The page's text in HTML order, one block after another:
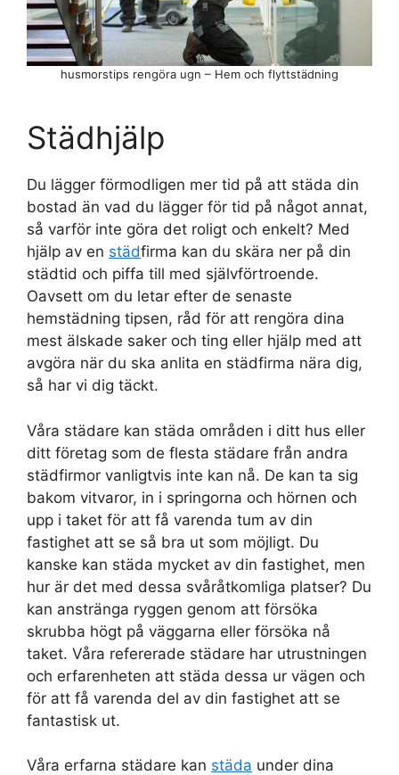
Städhjälp
Du lägger förmodligen mer tid på att städa din
bostad än vad du lägger för tid på något annat,
så varför inte göra det roligt och enkelt? Med
hjälp av en städfirma kan du skära ner på din
städtid och piffa till med självförtroende.
Oavsett om du letar efter de senaste
hemstädning tipsen, råd för att rengöra dina
mest älskade saker och ting eller hjälp med att
avgöra när du ska anlita en städfirma nära dig,
så har vi dig täckt.
Våra städare kan städa områden i ditt hus eller
ditt företag som de flesta städare från andra
städfirmor vanligtvis inte kan nå. De kan ta sig
bakom vitvaror, in i springorna och hörnen och
upp i taket för att få varenda tum av din
fastighet att se så bra ut som möjligt. Du
kanske kan städa mycket av din fastighet, men
hur är det med dessa svåråtkomliga platser? Du
kan anstränga ryggen genom att försöka
skrubba högt på väggarna eller försöka nå
taket. Våra refererade städare har utrustningen
och erfarenheten att städa dessa ur vägen och
för att få varenda del av din fastighet att se
fantastisk ut.
Våra erfarna städare kan städa under dina
husmorstips rengöra ugn – Hem och flyttstädning